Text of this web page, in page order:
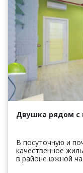
Двушка рядом с
В посуточную и
качественное
в районе южной